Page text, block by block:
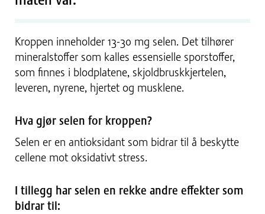
Kroppen inneholder 13-30 mg selen. Det tilhører
mineralstoffer som kalles essensielle sporstoffer,
som finnes i blodplatene, skjoldbruskkjertelen,
leveren, nyrene, hjertet og musklene.
Hva gjør selen for kroppen?
Selen er en antioksidant som bidrar til å beskytte
cellene mot oksidativt stress.
I tillegg har selen en rekke andre effekter som
bidrar til: